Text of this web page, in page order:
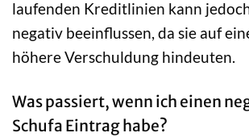
laufenden Kreditlinien kann
negativ beeinflussen, da sie auf
höhere Verschuldung hindeuten.
Was passiert, wenn ich einen
Schufa Eintrag habe?